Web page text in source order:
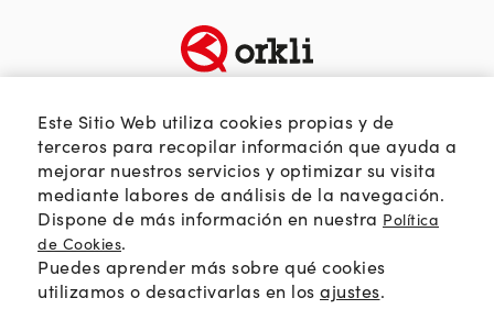
TEMÁTICAS
Calidad del aire
Passivhaus
Eficiencia y ahorro
Soluciones HVAC
Orkli Global
SOBRE ORKLI
Quienes somos
Web Orkli
Contacto
Este Sitio Web utiliza cookies propias y de
terceros para recopilar información que ayuda a
mejorar nuestros servicios y optimizar su visita
mediante labores de análisis de la navegación.
Dispone de más información en nuestra Política
de Cookies.
Puedes aprender más sobre qué cookies
utilizamos o desactivarlas en los ajustes.